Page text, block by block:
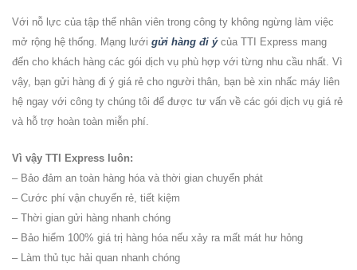
Với nỗ lực của tập thể nhân viên trong công ty không ngừng làm việc
mở rộng hệ thống. Mạng lưới gửi hàng đi ýcủa TTI Express mang
đến cho khách hàng các gói dịch vụ phù hợp với từng nhu cầu nhất. Vì
vậy, bạn gửi hàng đi ý giá rẻ cho người thân, bạn bè xin nhấc máy liên
hệ ngay với công ty chúng tôi để được tư vấn về các gói dịch vụ giá rẻ
và hỗ trợ hoàn toàn miễn phí.
Vì vậy TTI Express luôn:
– Bảo đảm an toàn hàng hóa và thời gian chuyển phát
– Cước phí vận chuyển rẻ, tiết kiệm
– Thời gian gửi hàng nhanh chóng
– Bảo hiểm 100% giá trị hàng hóa nếu xảy ra mất mát hư hỏng
– Làm thủ tục hải quan nhanh chóng